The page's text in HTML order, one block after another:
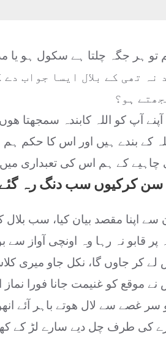
تو ہر جگہ چلتا ہے سکول ہو یا
نہ تھی کے بلال ایسا جواب
ہو؟
آپ کو اللہ کابندہ سمجھتا
کے بندے ہیں اور اس کا حکم
سن کرکیوں سب دنگ رہ
سے اپنا مقصد بیان کیا، سب
قابو نہ رہا وہ اونچی آواز سے
لے کر جاوں گا، نکل جاو میری
موقع کو غنیمت جانا فورا نماز ادا کی
سر غصے سے لال ھوتے باہر آئے
کی طرف چل دیے سارے لڑ کے